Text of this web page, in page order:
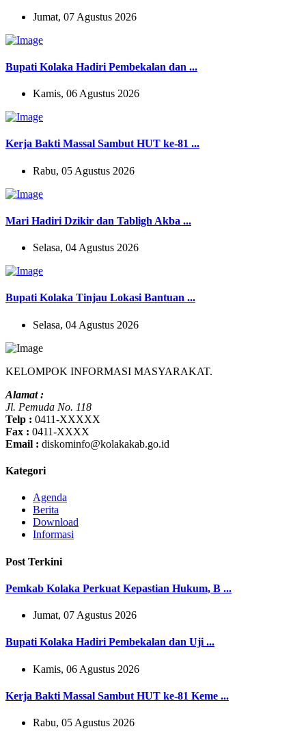
Jumat, 07 Agustus 2026
Bupati Kolaka Hadiri Pembekalan dan ...
Kamis, 06 Agustus 2026
Kerja Bakti Massal Sambut HUT ke-81 ...
Rabu, 05 Agustus 2026
Mari Hadiri Dzikir dan Tabligh Akba ...
Selasa, 04 Agustus 2026
Bupati Kolaka Tinjau Lokasi Bantuan ...
Selasa, 04 Agustus 2026
KELOMPOK INFORMASI MASYARAKAT.
Alamat :
Jl. Pemuda No. 118
Telp : 0411-XXXXX
Fax : 0411-XXXX
Email : diskominfo@kolakakab.go.id
Kategori
Agenda
Berita
Download
Informasi
Post Terkini
Pemkab Kolaka Perkuat Kepastian Hukum, B ...
Jumat, 07 Agustus 2026
Bupati Kolaka Hadiri Pembekalan dan Uji ...
Kamis, 06 Agustus 2026
Kerja Bakti Massal Sambut HUT ke-81 Keme ...
Rabu, 05 Agustus 2026